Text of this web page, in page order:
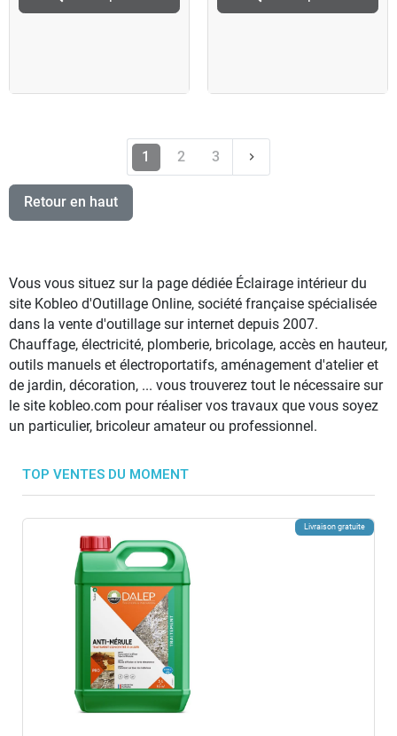
1 2 3 keyboard_arrow_right
Retour en haut
Vous vous situez sur la page dédiée Éclairage intérieur du
site Kobleo d'Outillage Online, société française spécialisée
dans la vente d'outillage sur internet depuis 2007.
Chauffage, électricité, plomberie, bricolage, accès en hauteur,
outils manuels et électroportatifs, aménagement d'atelier et
de jardin, décoration, ... vous trouverez tout le nécessaire sur
le site kobleo.com pour réaliser vos travaux que vous soyez
un particulier, bricoleur amateur ou professionnel.
TOP VENTES DU MOMENT
Livraison gratuite